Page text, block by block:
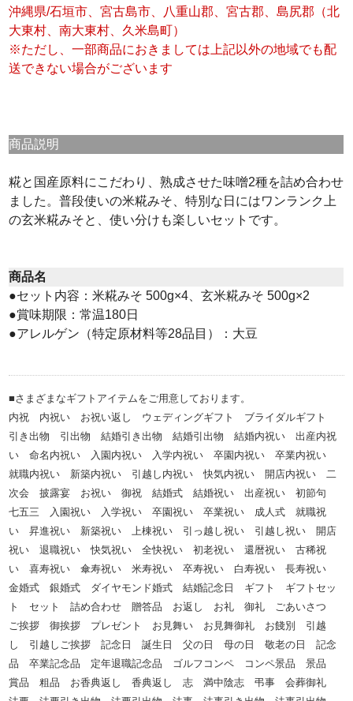
沖縄県/石垣市、宮古島市、八重山郡、宮古郡、島尻郡（北
大東村、南大東村、久米島町）
※ただし、一部商品におきましては上記以外の地域でも配
送できない場合がございます
商品説明
糀と国産原料にこだわり、熟成させた味噌2種を詰め合わせ
ました。普段使いの米糀みそ、特別な日にはワンランク上
の玄米糀みそと、使い分けも楽しいセットです。
商品名
●セット内容：米糀みそ 500g×4、玄米糀みそ 500g×2
●賞味期限：常温180日
●アレルゲン（特定原材料等28品目）：大豆
■さまざまなギフトアイテムをご用意しております。
内祝 内祝い お祝い返し ウェディングギフト ブライダルギフト
引き出物 引出物 結婚引き出物 結婚引出物 結婚内祝い 出産内祝
い 命名内祝い 入園内祝い 入学内祝い 卒園内祝い 卒業内祝い
就職内祝い 新築内祝い 引越し内祝い 快気内祝い 開店内祝い 二
次会 披露宴 お祝い 御祝 結婚式 結婚祝い 出産祝い 初節句
七五三 入園祝い 入学祝い 卒園祝い 卒業祝い 成人式 就職祝
い 昇進祝い 新築祝い 上棟祝い 引っ越し祝い 引越し祝い 開店
祝い 退職祝い 快気祝い 全快祝い 初老祝い 還暦祝い 古稀祝
い 喜寿祝い 傘寿祝い 米寿祝い 卒寿祝い 白寿祝い 長寿祝い
金婚式 銀婚式 ダイヤモンド婚式 結婚記念日 ギフト ギフトセッ
ト セット 詰め合わせ 贈答品 お返し お礼 御礼 ごあいさつ
ご挨拶 御挨拶 プレゼント お見舞い お見舞御礼 お餞別 引越
し 引越しご挨拶 記念日 誕生日 父の日 母の日 敬老の日 記念
品 卒業記念品 定年退職記念品 ゴルフコンペ コンペ景品 景品
賞品 粗品 お香典返し 香典返し 志 満中陰志 弔事 会葬御礼